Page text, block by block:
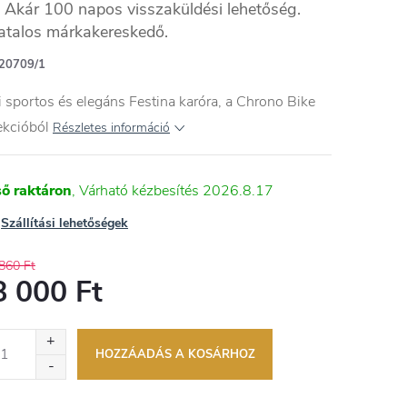
Akár 100 napos visszaküldési lehetőség.
márkakereskedő.
1
sportos és elegáns Festina karóra, a Chrono Bike
Részletes információ
raktáron 2026.8.17
Szállítási lehetőségek
Ft
000 Ft
HOZZÁADÁS A KOSÁRHOZ